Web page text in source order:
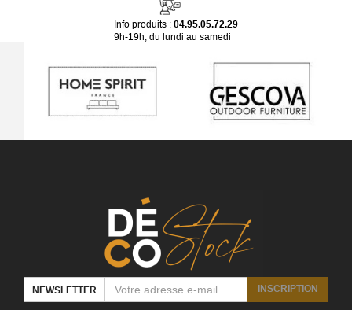
Info produits : 04.95.05.72.29
9h-19h, du lundi au samedi
NEWSLETTER INSCRIPTION